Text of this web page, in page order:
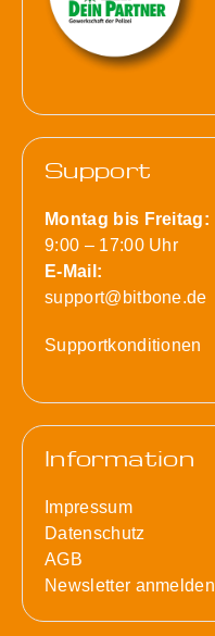
Support
Montag bis Freitag:
9:00 – 17:00 Uhr
E-Mail:
support@bitbone.de
Supportkonditionen
Information
Impressum
Datenschutz
AGB
Newsletter anmelden